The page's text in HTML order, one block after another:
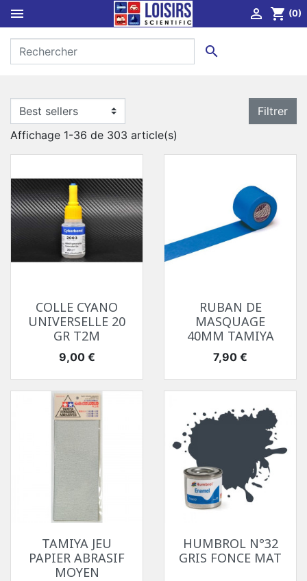
  shopping_cart (0)

Filtrer
Affichage 1-36 de 303 article(s)
COLLE CYANO
UNIVERSELLE 20
GR T2M
Prix
9,00 €
RUBAN DE
MASQUAGE
40MM TAMIYA
Prix
7,90 €
TAMIYA JEU
PAPIER ABRASIF
MOYEN
HUMBROL N°32
GRIS FONCE MAT